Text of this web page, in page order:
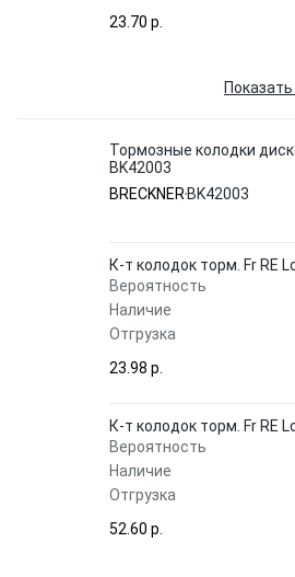
23.70 p.
Тормозные колодки
BK42003
BRECKNER BK42003
К-т колодок торм. Fr RE
Вероятность
Наличие
Отгрузка
23.98 p.
К-т колодок торм. Fr RE
Вероятность
Наличие
Отгрузка
52.60 p.